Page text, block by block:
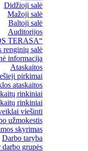
Didžioji salė
Mažoji salė
Baltoji salė
Auditorijos
TERASA“
renginių salė
informacija
Ataskaitos
pirkimai
ataskaitos
rinkiniai
rinkiniai
viešinti
užmokestis
skyrimas
Darbo taryba
grupės